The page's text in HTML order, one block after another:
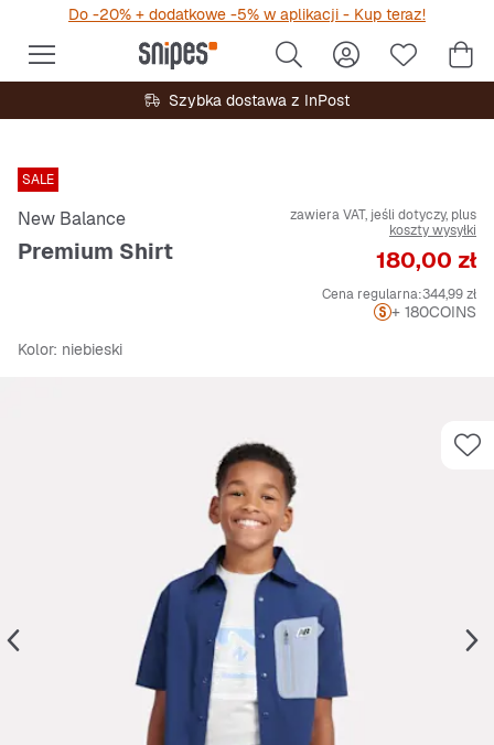
Do -20% + dodatkowe -5% w aplikacji - Kup teraz!
Szybka dostawa z InPost
SALE
New Balance
Premium Shirt
zawiera VAT, jeśli dotyczy, plus
koszty wysyłki
Cena
180,00 zł
Cena regularna:344,99 zł
+ 180COINS
Kolor: niebieski